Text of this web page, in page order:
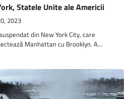
Statele Unite ale Americii
2023
din New York City, care
Manhattan cu Brooklyn. A…